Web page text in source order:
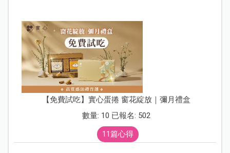
【免費試吃】實心蛋捲 窗花綻放｜彌月禮盒
數量: 10 已報名: 502
11篇心得